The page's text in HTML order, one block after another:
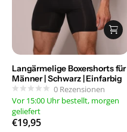
Langärmelige Boxershorts für
Männer | Schwarz | Einfarbig
0 Rezensionen
Vor 15:00 Uhr bestellt, morgen
geliefert
€19,95